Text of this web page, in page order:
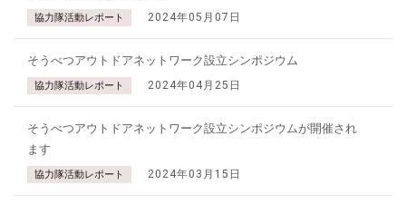
協力隊活動レポート 2024年05月07日
そうべつアウトドアネットワーク設立シンポジウム
協力隊活動レポート 2024年04月25日
そうべつアウトドアネットワーク設立シンポジウムが開催され
ます
協力隊活動レポート 2024年03月15日